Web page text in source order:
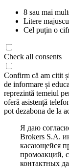
8 sau mai
Litere
Cel puțin o
Check all consents
Confirm că am citit
de informare și
reprezintă temeiul
oferă asistență
pot dezabona de la
Я даю
Brokers S.A.
касающейся
промоакций,
контактных